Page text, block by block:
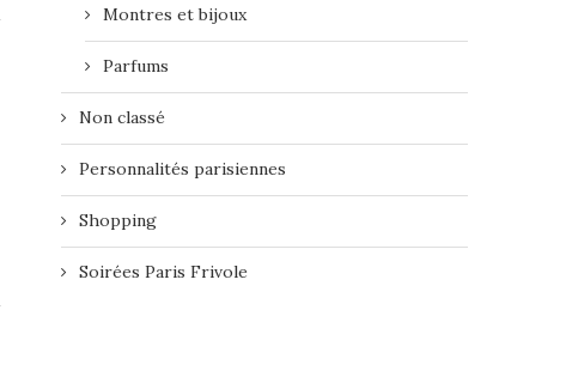
Montres et bijoux
Parfums
Non classé
Personnalités parisiennes
Shopping
Soirées Paris Frivole